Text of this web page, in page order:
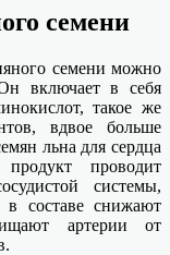
семени
семени можно
включает в себя
такое же
вдвое больше
льна для сердца
проводит
системы,
в составе снижают
артерии от